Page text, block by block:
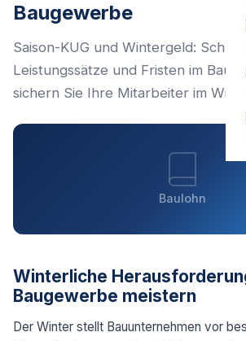
Baugewerbe
Saison-KUG und Wintergeld:
Leistungssätze und Fristen im
sichern Sie Ihre Mitarbeiter im
Baulohn
Winterliche
Baugewerbe meistern
Der Winter stellt Bauunternehmen vor